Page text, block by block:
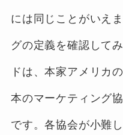
には同じことがいえ
グの定義を確認して
ドは、本家アメリカ
本のマーケティング
です。各協会が小難